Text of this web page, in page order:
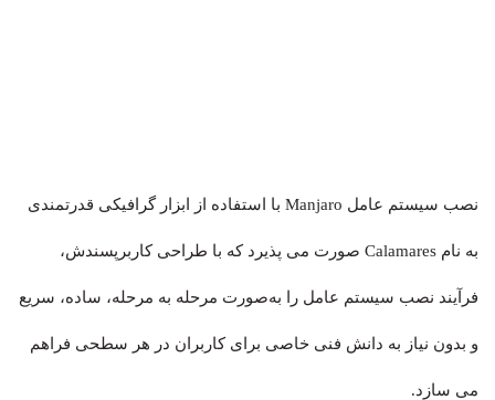
نصب سیستم عامل Manjaro با استفاده از ابزار گرافیکی قدرتمندی
به نام Calamares صورت می پذیرد که با طراحی کاربرپسندش،
فرآیند نصب سیستم عامل را به‌صورت مرحله به مرحله، ساده، سریع
و بدون نیاز به دانش فنی خاصی برای کاربران در هر سطحی فراهم
می سازد.